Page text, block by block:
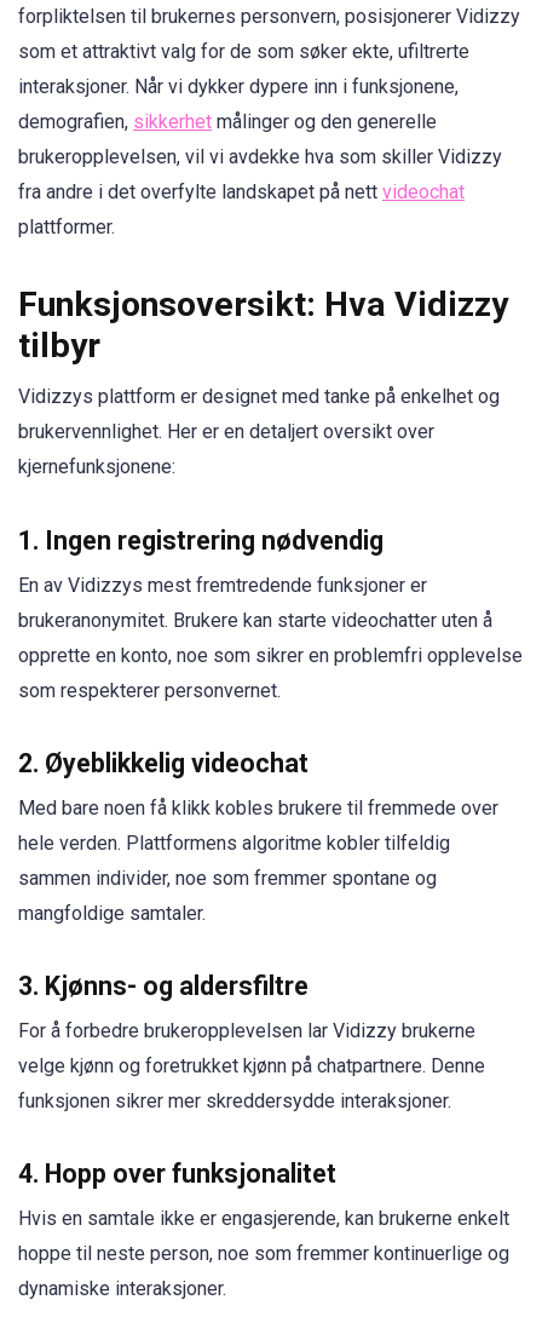
forpliktelsen til brukernes personvern, posisjonerer Vidizzy
som et attraktivt valg for de som søker ekte, ufiltrerte
interaksjoner. Når vi dykker dypere inn i funksjonene,
demografien, sikkerhet målinger og den generelle
brukeropplevelsen, vil vi avdekke hva som skiller Vidizzy
fra andre i det overfylte landskapet på nett videochat
plattformer.
Funksjonsoversikt: Hva Vidizzy
tilbyr
Vidizzys plattform er designet med tanke på enkelhet og
brukervennlighet. Her er en detaljert oversikt over
kjernefunksjonene:
1. Ingen registrering nødvendig
En av Vidizzys mest fremtredende funksjoner er
brukeranonymitet. Brukere kan starte videochatter uten å
opprette en konto, noe som sikrer en problemfri opplevelse
som respekterer personvernet.
2. Øyeblikkelig videochat
Med bare noen få klikk kobles brukere til fremmede over
hele verden. Plattformens algoritme kobler tilfeldig
sammen individer, noe som fremmer spontane og
mangfoldige samtaler.
3. Kjønns- og aldersfiltre
For å forbedre brukeropplevelsen lar Vidizzy brukerne
velge kjønn og foretrukket kjønn på chatpartnere. Denne
funksjonen sikrer mer skreddersydde interaksjoner.
4. Hopp over funksjonalitet
Hvis en samtale ikke er engasjerende, kan brukerne enkelt
hoppe til neste person, noe som fremmer kontinuerlige og
dynamiske interaksjoner.